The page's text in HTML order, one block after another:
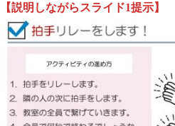
【説明しながらスライド1提示】